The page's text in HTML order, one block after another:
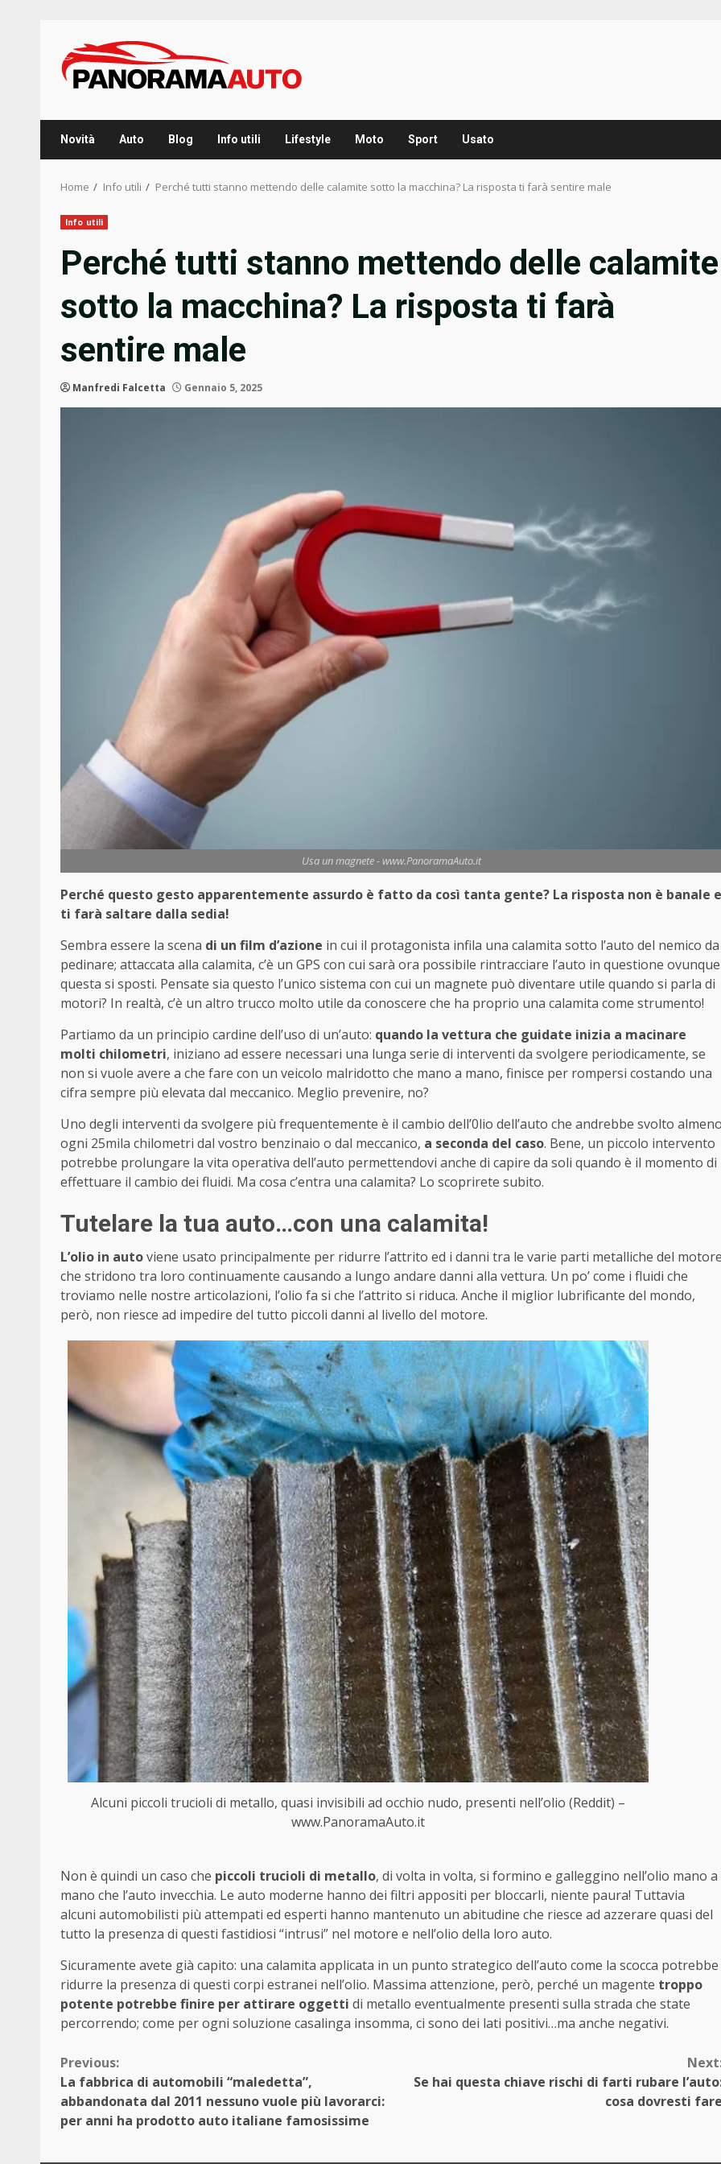
content
Novità Auto Blog Info utili Lifestyle Moto Sport Usato
Home Info utili Perché tutti stanno mettendo delle calamite sotto la macchina? La risposta ti farà sentire male
Info utili
Perché tutti stanno mettendo delle calamite
sotto la macchina? La risposta ti farà
sentire male
Manfredi Falcetta Gennaio 5, 2025
Usa un magnete - www.PanoramaAuto.it
Perché questo gesto apparentemente assurdo è fatto da così tanta gente? La risposta non è banale e
ti farà saltare dalla sedia!
Sembra essere la scena di un film d’azione in cui il protagonista infila una calamita sotto l’auto del nemico da
pedinare; attaccata alla calamita, c’è un GPS con cui sarà ora possibile rintracciare l’auto in questione ovunque
questa si sposti. Pensate sia questo l’unico sistema con cui un magnete può diventare utile quando si parla di
motori? In realtà, c’è un altro trucco molto utile da conoscere che ha proprio una calamita come strumento!
Partiamo da un principio cardine dell’uso di un’auto: quando la vettura che guidate inizia a macinare
molti chilometri, iniziano ad essere necessari una lunga serie di interventi da svolgere periodicamente, se
non si vuole avere a che fare con un veicolo malridotto che mano a mano, finisce per rompersi costando una
cifra sempre più elevata dal meccanico. Meglio prevenire, no?
Uno degli interventi da svolgere più frequentemente è il cambio dell’0lio dell’auto che andrebbe svolto
ogni 25mila chilometri dal vostro benzinaio o dal meccanico, a seconda del caso. Bene, un piccolo intervento
potrebbe prolungare la vita operativa dell’auto permettendovi anche di capire da soli quando è il momento di
effettuare il cambio dei fluidi. Ma cosa c’entra una calamita? Lo scoprirete subito.
Tutelare la tua auto…con una calamita!
L’olio in autoviene usato principalmente per ridurre l’attrito ed i danni tra le varie parti metalliche del
che stridono tra loro continuamente causando a lungo andare danni alla vettura. Un po’ come i fluidi che
troviamo nelle nostre articolazioni, l’olio fa si che l’attrito si riduca. Anche il miglior lubrificante del mondo,
però, non riesce ad impedire del tutto piccoli danni al livello del motore.
Alcuni piccoli trucioli di metallo, quasi invisibili ad occhio nudo, presenti nell’olio (Reddit) –
www.PanoramaAuto.it
Non è quindi un caso che piccoli trucioli di metallo, di volta in volta, si formino e galleggino nell’olio mano a
mano che l’auto invecchia. Le auto moderne hanno dei filtri appositi per bloccarli, niente paura! Tuttavia
alcuni automobilisti più attempati ed esperti hanno mantenuto un abitudine che riesce ad azzerare quasi del
tutto la presenza di questi fastidiosi “intrusi” nel motore e nell’olio della loro auto.
Sicuramente avete già capito: una calamita applicata in un punto strategico dell’auto come la scocca potrebbe
ridurre la presenza di questi corpi estranei nell’olio. Massima attenzione, però, perché un magente troppo
potente potrebbe finire per attirare oggetti di metallo eventualmente presenti sulla strada che state
percorrendo; come per ogni soluzione casalinga insomma, ci sono dei lati positivi…ma anche negativi.
Continue
Reading
Previous:
La fabbrica di automobili “maledetta”,
abbandonata dal 2011 nessuno vuole più lavorarci:
per anni ha prodotto auto italiane famosissime
Se hai questa chiave rischi di farti rubare
cosa dovresti